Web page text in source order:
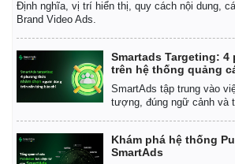
Định nghĩa, vị trí hiển thị, quy cách nội dung,
Brand Video Ads.
Smartads Targeting:
trên hệ thống quảng
SmartAds tập trung vào
tượng, đúng ngữ cảnh và
Khám phá hệ thống
SmartAds